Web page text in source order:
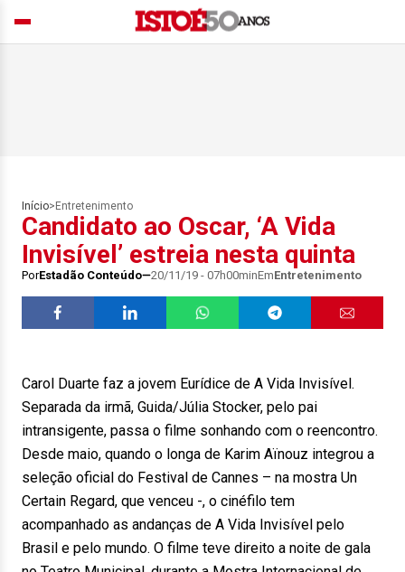
Início> Entretenimento
Candidato ao Oscar, ‘A Vida
Invisível’ estreia nesta quinta
PorEstadão Conteúdo 20/11/19 - 07h00minEmEntretenimento
Carol Duarte faz a jovem Eurídice de A Vida Invisível.
Separada da irmã, Guida/Júlia Stocker, pelo pai
intransigente, passa o filme sonhando com o reencontro.
Desde maio, quando o longa de Karim Aïnouz integrou a
seleção oficial do Festival de Cannes – na mostra Un
Certain Regard, que venceu -, o cinéfilo tem
acompanhado as andanças de A Vida Invisível pelo
Brasil e pelo mundo. O filme teve direito a noite de gala